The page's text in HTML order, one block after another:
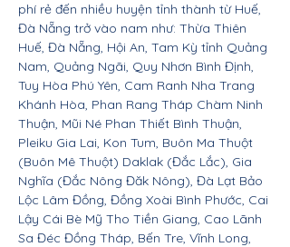
phí rẻ đến nhiều huyện tỉnh thành từ Huế,
Đà Nẵng trở vào nam như: Thừa Thiên
Huế, Đà Nẵng, Hội An, Tam Kỳ tỉnh Quảng
Nam, Quảng Ngãi, Quy Nhơn Bình Định,
Tuy Hòa Phú Yên, Cam Ranh Nha Trang
Khánh Hòa, Phan Rang Tháp Chàm Ninh
Thuận, Mũi Né Phan Thiết Bình Thuận,
Pleiku Gia Lai, Kon Tum, Buôn Ma Thuột
(Buôn Mê Thuột) Daklak (Đắc Lắc), Gia
Nghĩa (Đắc Nông Đăk Nông), Đà Lạt Bảo
Lộc Lâm Đồng, Đồng Xoài Bình Phước, Cai
Lậy Cái Bè Mỹ Tho Tiền Giang, Cao Lãnh
Sa Đéc Đồng Tháp, Bến Tre, Vĩnh Long,